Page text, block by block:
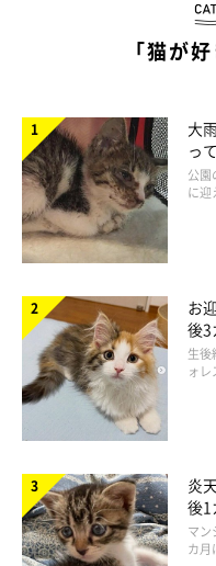
うにまむさん
猫ライフを満喫中♪ 猫たち
な語り口で綴る、ブログ「
「猫が
大
っ
と“
公園
に
お
後
ち
生後
ォ
炎
後1
で
マン
カ